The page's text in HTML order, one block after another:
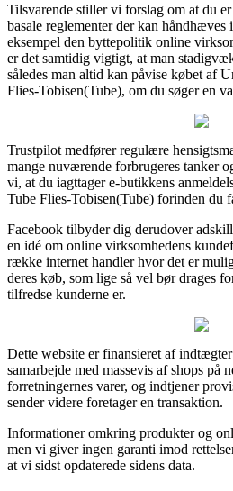
Tilsvarende stiller vi forslag om at du er
basale reglementer der kan
eksempel den byttepolitik online
er det samtidig vigtigt, at man
således man altid kan påvise købet af
Flies-Tobisen(Tube), om du søger en
Trustpilot medfører regulære
mange nuværende forbrugeres tanker
vi, at du iagttager e-butikkens
Tube Flies-Tobisen(Tube) forinden du
Facebook tilbyder dig derudover
en idé om online virksomhedens
række internet handler hvor det er
deres køb, som lige så vel bør drages
tilfredse kunderne er.
Dette website er finansieret af
samarbejde med massevis af shops på
forretningernes varer, og indtjener
sender videre foretager en transaktion.
Informationer omkring produkter og
men vi giver ingen garanti imod
at vi sidst opdaterede sidens data.